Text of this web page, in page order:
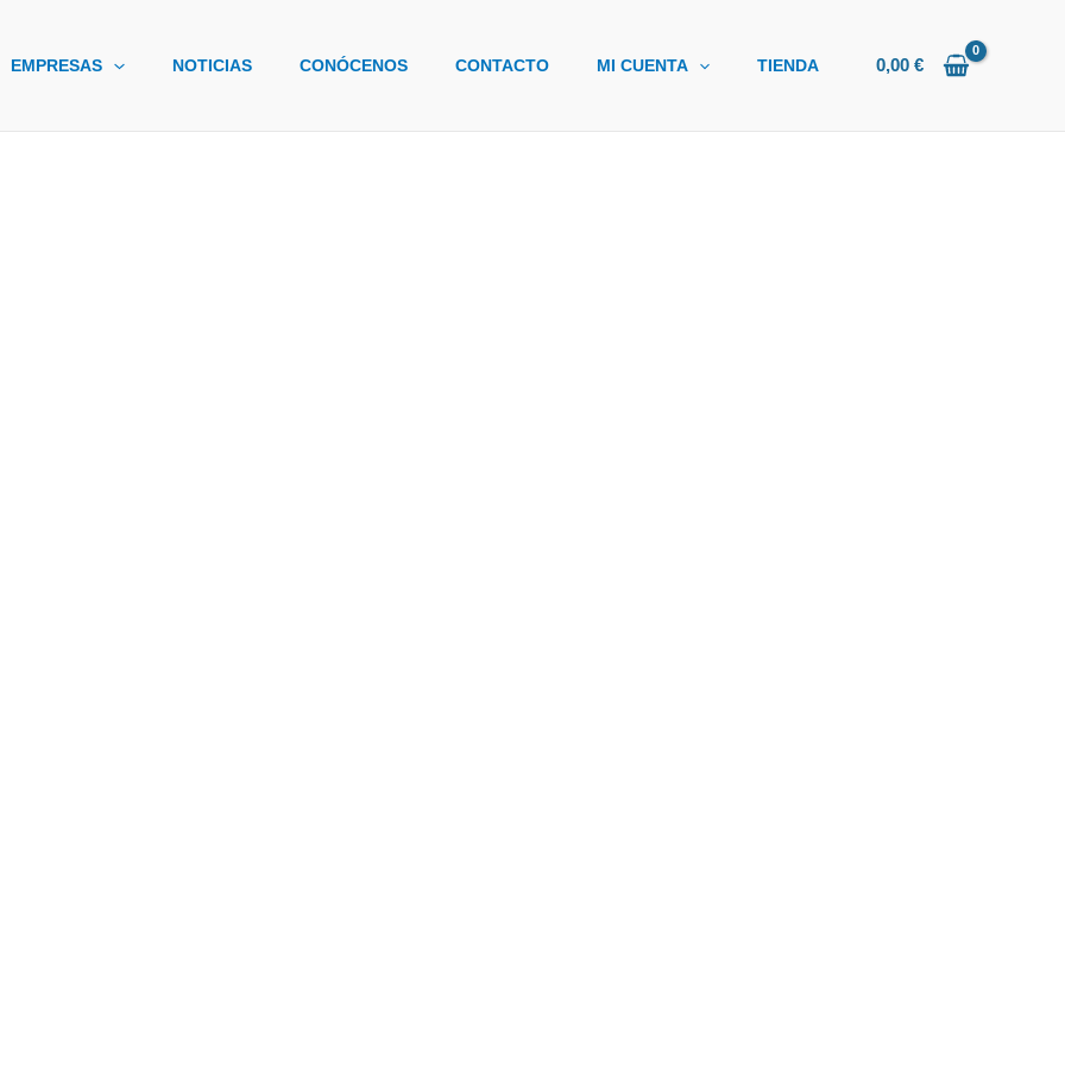
EMPRESAS NOTICIAS CONÓCENOS CONTACTO MI CUENTA TIENDA 0,00€